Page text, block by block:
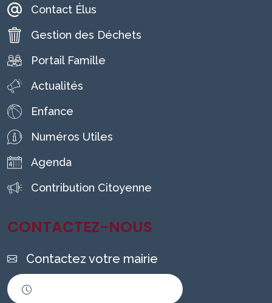
Contact Élus
Gestion des Déchets
Portail Famille
Actualités
Enfance
Numéros Utiles
Agenda
Contribution Citoyenne
CONTACTEZ-NOUS
Contactez votre mairie